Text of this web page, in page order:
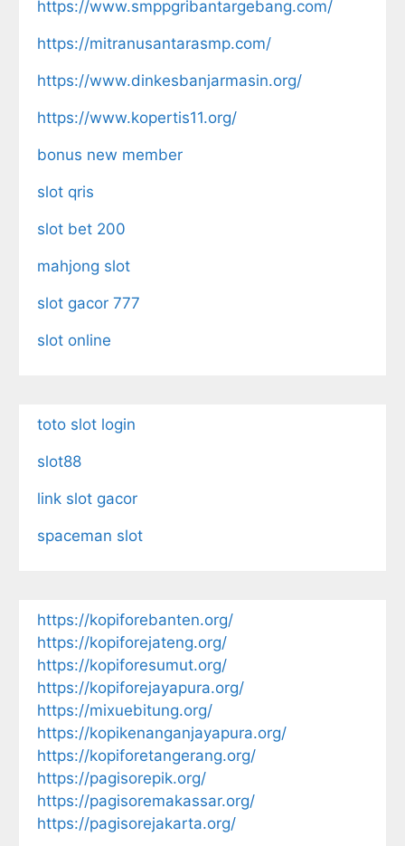
https://www.smppgribantargebang.com/
https://mitranusantarasmp.com/
https://www.dinkesbanjarmasin.org/
https://www.kopertis11.org/
bonus new member
slot qris
slot bet 200
mahjong slot
slot gacor 777
slot online
toto slot login
slot88
link slot gacor
spaceman slot
https://kopiforebanten.org/
https://kopiforejateng.org/
https://kopiforesumut.org/
https://kopiforejayapura.org/
https://mixuebitung.org/
https://kopikenanganjayapura.org/
https://kopiforetangerang.org/
https://pagisorepik.org/
https://pagisoremakassar.org/
https://pagisorejakarta.org/